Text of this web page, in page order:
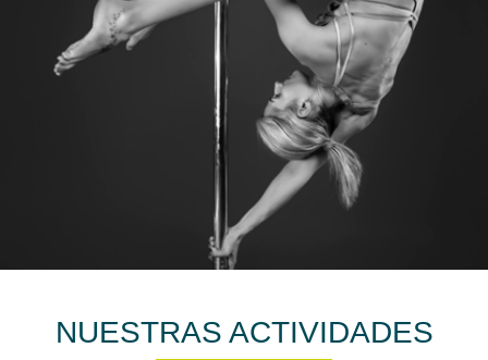
NUESTRAS ACTIVIDADES